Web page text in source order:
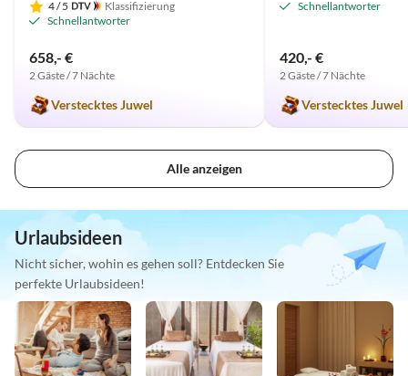
4/ 5
Klassifizierung
Schnellantworter
658,- €
2 Gäste / 7 Nächte
Verstecktes Juwel
Schnellantworter
420,- €
2 Gäste / 7 Nächte
Verstecktes Juwel
Alle anzeigen
Urlaubsideen
Nicht sicher, wohin es gehen soll? Entdecken Sie
perfekte Urlaubsideen!